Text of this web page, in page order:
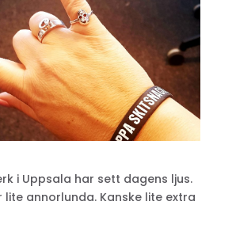
i Uppsala har sett dagens ljus.
lite annorlunda. Kanske lite extra